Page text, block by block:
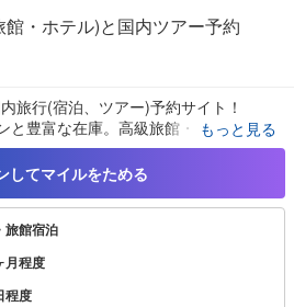
館・ホテル)と国内ツアー予約
旅行(宿泊、ツアー)予約サイト！
と豊富な在庫。高級旅館・ホテルか
人気のディズニーホテルまで24時間オ
どの交通と宿泊がセットになったプ
もっと見る
してマイルをためる
旅館宿泊
月程度
程度